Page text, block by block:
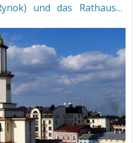
Der Marktplatz (Platz Rynok) und das Rathaus